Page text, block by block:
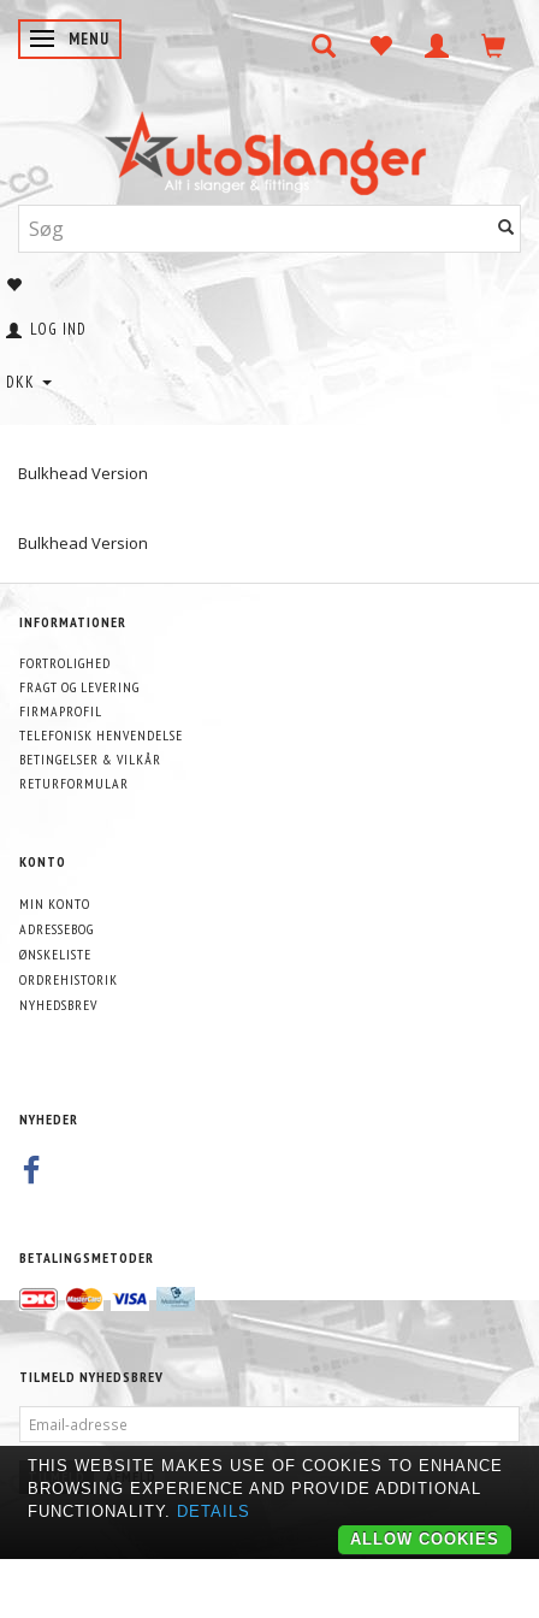
SKIFTE NAVIGATION
MENU
LOG IND
DKK
Bulkhead Version
Bulkhead Version
INFORMATIONER
FORTROLIGHED
FRAGT OG LEVERING
FIRMAPROFIL
TELEFONISK HENVENDELSE
BETINGELSER & VILKÅR
RETURFORMULAR
KONTO
MIN KONTO
ADRESSEBOG
ØNSKELISTE
ORDREHISTORIK
NYHEDSBREV
NYHEDER
BETALINGSMETODER
TILMELD NYHEDSBREV
ADRESSE
TILMELD AFMELD
THIS WEBSITE MAKES USE OF COOKIES TO ENHANCE
BROWSING EXPERIENCE AND PROVIDE ADDITIONAL
FUNCTIONALITY. DETAILS
ALLOW COOKIES